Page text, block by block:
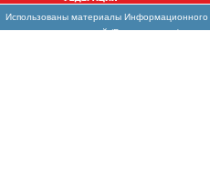
Использованы материалы Информационного
массовых коммуникаций (Роскомнадзор)